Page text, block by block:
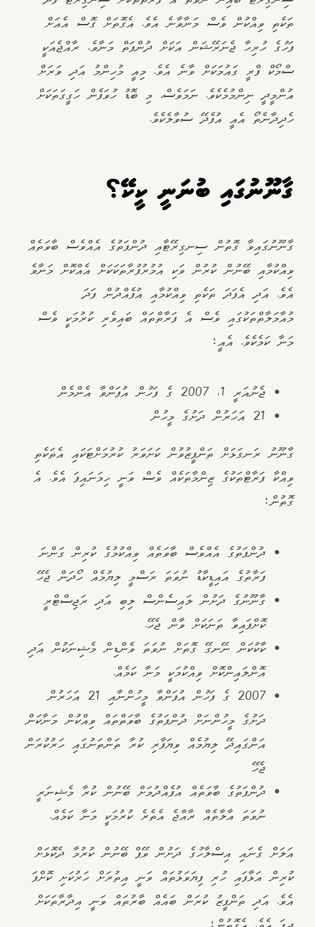
ތަކެތި ވިއްކުން ވެސް މަނާވާނެ އެވެ. އެގޮތަށް ގޮސް އެއަށް
ފަހުގެ ހުރިހާ ޖެނަރޭޝަން އަކަށް ދުންފަތް މަނާވެ، ރާއްޖެއަކީ
ސްމޯކް ފްރީ ގައުމަކަށް ވާނެ އެވެ. މިއީ މުހިންމު އަދި ވަރަށް
އުންމީދީ ނިންމުމެކެވެ. ނަމަވެސް, މި ބޮޑު ހުވަފެން ހަގީގަތަކަށް
ހެދިދާނެތޯ އެއީ އުފެދޭ ސުވާލެކެވެ.
ގާނޫނުގައި ބުނަނީ ކީކޭ؟
ގާނޫނުގައިވާ ގޮތުން ސިނގިރޭޓާއި ދުންފަތުގެ އެއްވެސް ބާވަތެއް
ވިއްކުމާއި ބޭނުން ކުރުން ވަކި އުމުރުފުރާތަކަކަށް އެއްކޮށް މަނާވެ
އެވެ. އަދި އެފަދަ ތަކެތި ވިއްކުމާއި އުފެއްދުން ފަދަ
މުއާމަލާތްތަކުގައި ވެސް އެ ފަރާތްތައް ބައިވެރި ކުރުމަކީ ވެސް
މަނާ ކަމެކެވެ. އެއީ؛
ޖެނުއަރީ 1، 2007 ގެ ފަހުން އުފަންވާ އެންމެން
21 އަހަރުން ދަށުގެ މީހުން
ގާނޫނު ރަނގަޅަށް ތަންފީޒުވުން ކަށަވަރު ކުރުމަށްޓަކައި އެތަކެތި
ވިއްކާ ފަރާޓްތަކުގެ ޒިންމާތަކެއް ވެސް ވަނީ ހިމަނައިފަ އެވެ. އެ
ގޮތުން؛
ދުންފަތުގެ އެއްވެސް ބާވަތެއް ވިއްކުމުގެ ކުރިން ގަންނަ
ފަރާތުގެ އައިޑީކާޑު ނުވަތަ ރަސްމީ ލިޔުމެއް ހޯދަން ޖެހޭ
ގާނޫނުގެ ދަށުން ލައިސެންސް ލިބި އަދި ރަޖިސްޓްރީ
ކޮށްފައިވާ ތަނަކަށް ވާން ޖެހޭ.
ކާކުކަން ނޭނގޭ ގޮތަށް ނުވަތަ ވެންޑިން މެޝިނަކުން އަދި
އޮންލައިންކޮށް ވިއްކުމަކީ މަނާ ކަމެއް.
2007 ގެ ފަހުން އުފަންވާ މީހުންނާއި 21 އަހަރުން
ދަށުގެ މީހުންނަށް ދުންފަތުގެ ބާވަތްތައް ވިއްކުން މަނާކަން
އަންގައިދޭ ލިޔުމެއް ވިޔަފާރި ކުރާ ތަންތަނުގައި ހަރުކުރަން
ޖެހޭ
ދުންފަތުގެ ބާވަތެއް އުފެއްދުމަށް ބޭނުން ކުރާ މެޝިނަރީ
ނުވަތަ އާލާތެއް ރާއްޖެ އެތެރެ ކުރުމަކީ މަނާ ކަމެއް.
އަލަށް ގެނައި އިސްލާހުގެ ދަށުން ވޭޕް ބޭނުން ކުރުމާ ދެކޮޅަށް
ކުރިން އަޅާފައި ހުރި ފިޔަވަޅުތައް ވަނީ އިތުރަށް ހަރުކަށި ކޮށްފަ
އެވެ. އަދި ތަންފީޒު ކުރަން ބައެއް ބާރުތައް ވަނީ އިދާރާތަކަށް